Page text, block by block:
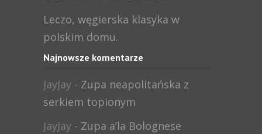
Leczo, węgierska klasyka w
polskim domu.
Najnowsze komentarze
JayJay - Zupa neapolitańska z
serkiem topionym
JayJay - Zupa a’la Bolognese